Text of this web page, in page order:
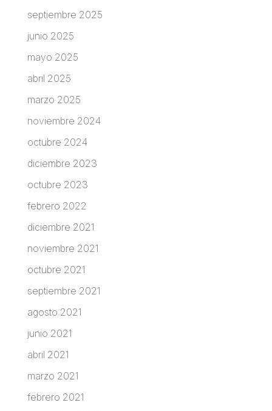
septiembre 2025
junio 2025
mayo 2025
abril 2025
marzo 2025
noviembre 2024
octubre 2024
diciembre 2023
octubre 2023
febrero 2022
diciembre 2021
noviembre 2021
octubre 2021
septiembre 2021
agosto 2021
junio 2021
abril 2021
marzo 2021
febrero 2021